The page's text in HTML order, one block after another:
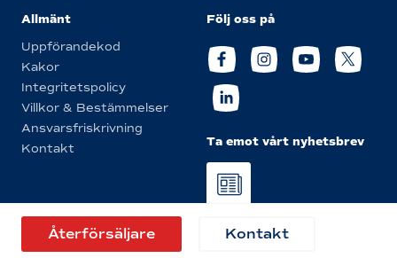
Återförsäljare Kontakt
Allmänt
Uppförandekod
Kakor
Integritetspolicy
Villkor & Bestämmelser
Ansvarsfriskrivning
Kontakt
Följ oss på
Ta emot vårt nyhetsbrev
© Eurol 2026